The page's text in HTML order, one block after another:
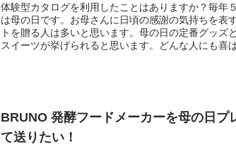
体験型カタログを利用したことはありますか？毎年
は母の日です。お母さんに日頃の感謝の気持ちを表
トを贈る人は多いと思います。母の日の定番グッズ
スイーツが挙げられると思います。どんな人にも喜
BRUNO 発酵フードメーカーを母の日プ
て送りたい！